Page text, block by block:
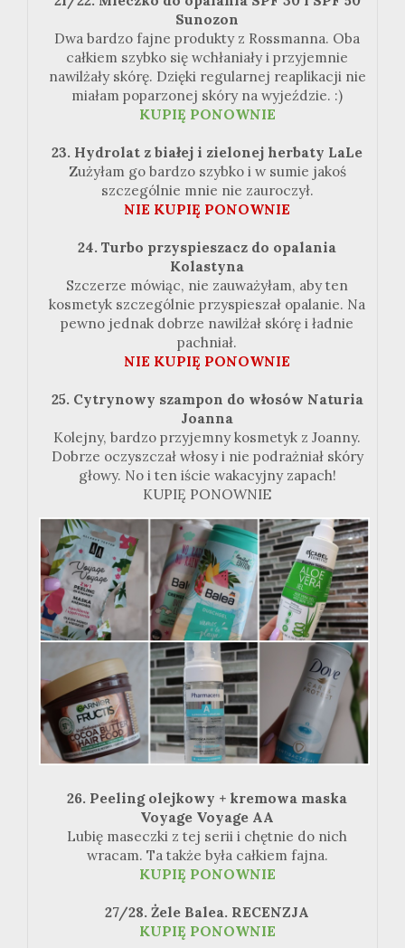
Sunozon
Dwa bardzo fajne produkty z Rossmanna. Oba
całkiem szybko się wchłaniały i przyjemnie
nawilżały skórę. Dzięki regularnej reaplikacji nie
miałam poparzonej skóry na wyjeździe. :)
KUPIĘ PONOWNIE
23. Hydrolat z białej i zielonej herbaty LaLe
Zużyłam go bardzo szybko i w sumie jakoś
szczególnie mnie nie zauroczył.
NIE KUPIĘ PONOWNIE
24. Turbo przyspieszacz do opalania
Kolastyna
Szczerze mówiąc, nie zauważyłam, aby ten
kosmetyk szczególnie przyspieszał opalanie. Na
pewno jednak dobrze nawilżał skórę i ładnie
pachniał.
NIE KUPIĘ PONOWNIE
25. Cytrynowy szampon do włosów Naturia
Joanna
Kolejny, bardzo przyjemny kosmetyk z Joanny.
Dobrze oczyszczał włosy i nie podrażniał skóry
głowy. No i ten iście wakacyjny zapach!
KUPIĘ PONOWNIE
26. Peeling olejkowy + kremowa maska
Voyage Voyage AA
Lubię maseczki z tej serii i chętnie do nich
wracam. Ta także była całkiem fajna.
KUPIĘ PONOWNIE
27/28. Żele Balea. RECENZJA
KUPIĘ PONOWNIE